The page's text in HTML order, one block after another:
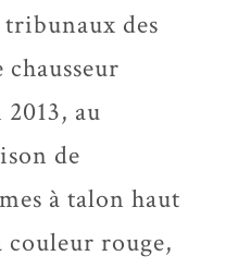
des
chausseur
au
de
à talon haut
couleur rouge,